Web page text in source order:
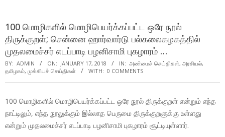
100 மொழிகளில் மொழிபெயர்க்கப்பட்ட ஒரே நூல்
திருக்குறள்; சென்னை ஹார்வார்டு பல்கலைகழகத்தில்
முதலமைச்சர் எடப்பாடி பழனிசாமி புகழாரம் …
BY: ADMIN ON: JANUARY 17, 2018 IN: அண்மைச் செய்திகள், அரசியல்,
தமிழகம், முக்கியச் செய்திகள் WITH: 0 COMMENTS
100 மொழிகளில் மொழிபெயர்க்கப்பட்ட ஒரே நூல் திருக்குறள் என்றும் எந்த
நாட்டிலும், எந்த நூலுக்கும் இல்லாத பெருமை திருக்குறளுக்கு உள்ளது
என்றும் முதலமைச்சர் எடப்பாடி பழனிசாமி புகழாரம் சூட்டியுள்ளார்.